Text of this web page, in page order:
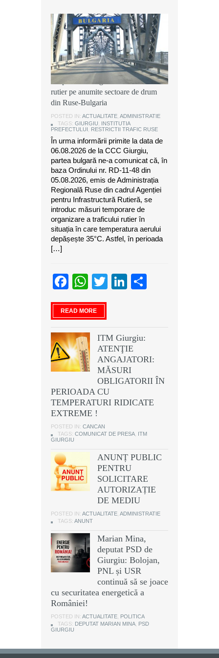
Instituția Prefectului: Măsuri
temporare de organizare a traficului
rutier pe anumite sectoare de drum
din Ruse-Bulgaria
POSTED IN: ACTUALITATE ADMINISTRATIE
TAGS: GIURGIU
INSTITUTIA
PREFECTULUI
RESTRICTII TRAFIC RUSE
În urma informării primite la data de
06.08.2026 de la CCC Giurgiu,
partea bulgară ne-a comunicat că, în
baza Ordinului nr. RD-11-48 din
05.08.2026, emis de Administrația
Regională Ruse din cadrul Agenției
pentru Infrastructură Rutieră, se
introduc măsuri temporare de
organizare a traficului rutier în
situația în care temperatura aerului
depășește 35°C. Astfel, în perioada
[…]
Facebook
WhatsApp
TwitterLinkedIn
READ MORE
ITM Giurgiu:
ATENŢIE
ANGAJATORI:
MĂSURI
OBLIGATORII ÎN
PERIOADA CU
TEMPERATURI RIDICATE
EXTREME !
POSTED IN: CANCAN
TAGS: COMUNICAT DE PRESA ITM
GIURGIU
ANUNȚ PUBLIC
PENTRU
SOLICITARE
AUTORIZAȚIE
DE MEDIU
POSTED IN: ACTUALITATE ADMINISTRATIE
TAGS: ANUNT
Marian Mina,
deputat PSD de
Giurgiu: Bolojan,
PNL și USR
continuă să se joace
cu securitatea energetică a
României!
POSTED IN: ACTUALITATE POLITICA
TAGS: DEPUTAT MARIAN MINA PSD
GIURGIU